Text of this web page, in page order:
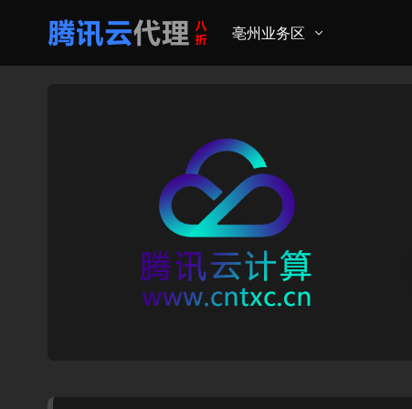
亳州业务区